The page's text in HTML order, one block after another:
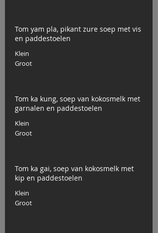
Tom yam pla, pikant zure soep met vis
en paddestoelen
Klein
Groot
Tom ka kung, soep van kokosmelk met
garnalen en paddestoelen
Klein
Groot
Tom ka gai, soep van kokosmelk met
kip en paddestoelen
Klein
Groot